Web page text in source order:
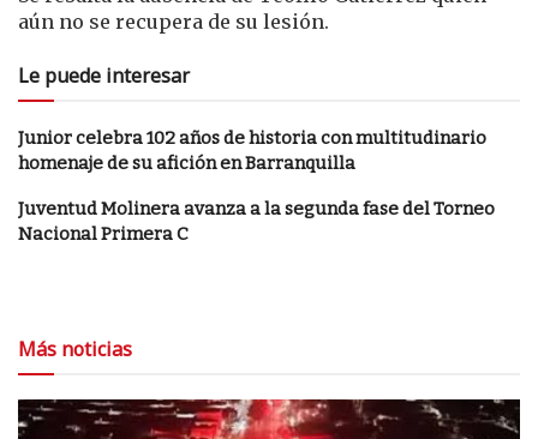
aún no se recupera de su lesión.
Le puede interesar
Junior celebra 102 años de historia con multitudinario
homenaje de su afición en Barranquilla
Juventud Molinera avanza a la segunda fase del Torneo
Nacional Primera C
Más noticias